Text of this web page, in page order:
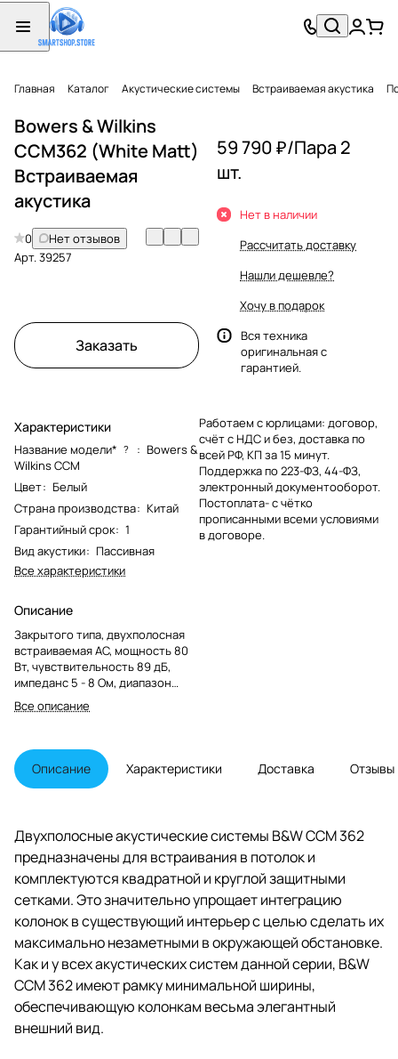
Главная Каталог Акустические системы Встраиваемая акустика
Bowers & Wilkins
CCM362 (White Matt)
Встраиваемая
акустика
0
Нет отзывов
Арт.39257
Заказать
Характеристики
Название модели* ? : Bowers &
Wilkins CCM
Цвет: Белый
Страна производства: Китай
Гарантийный срок: 1
Вид акустики: Пассивная
Все характеристики
Описание
Закрытого типа, двухполосная
встраиваемая АС, мощность 80
Вт, чувствительность 89 дБ,
импеданс 5 - 8 Ом, диапазон
частот 50-30000 Гц, монтаж в
потолок, цвет белый.
Все описание
59 790 ₽/Пара 2
шт.
Нет в наличии
Рассчитать доставку
Нашли дешевле?
Хочу в подарок
Вся техника
оригинальная с
гарантией.
Работаем с юрлицами: договор,
счёт с НДС и без, доставка по
всей РФ, КП за 15 минут.
Поддержка по 223-ФЗ, 44-ФЗ,
электронный документооборот.
Постоплата- с чётко
прописанными всеми условиями
в договоре.
Описание Характеристики Доставка Отзывы
Двухполосные акустические системы B&W CCM 362
предназначены для встраивания в потолок и
комплектуются квадратной и круглой защитными
сетками. Это значительно упрощает интеграцию
колонок в существующий интерьер с целью сделать их
максимально незаметными в окружающей обстановке.
Как и у всех акустических систем данной серии, B&W
CCM 362 имеют рамку минимальной ширины,
обеспечивающую колонкам весьма элегантный
внешний вид.